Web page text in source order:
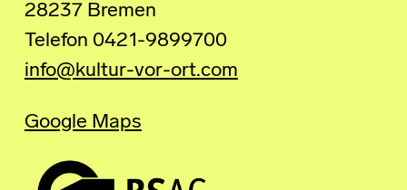
28237 Bremen
Telefon 0421-9899700
info@kultur-vor-ort.com
Google Maps